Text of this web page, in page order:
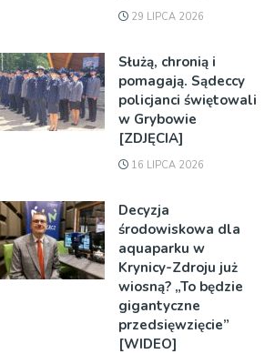
29 LIPCA 2026
Służą, chronią i
pomagają. Sądeccy
policjanci świętowali
w Grybowie
[ZDJĘCIA]
16 LIPCA 2026
Decyzja
środowiskowa dla
aquaparku w
Krynicy-Zdroju już
wiosną? „To będzie
gigantyczne
przedsięwzięcie”
[WIDEO]